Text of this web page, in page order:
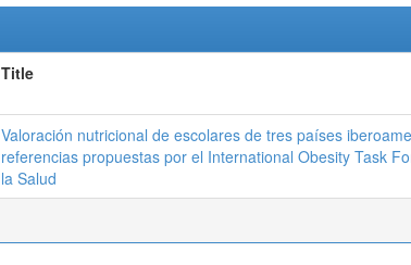
Title
Valoración nutricional de escolares de tres países
referencias propuestas por el International Obesity Task
la Salud